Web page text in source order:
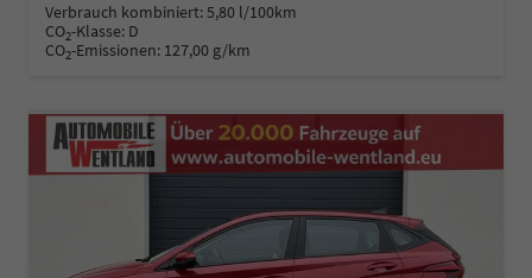
Verbrauch kombiniert:5,80 l/100km
CO2-Klasse: D
CO2-Emissionen: 127,00 g/km